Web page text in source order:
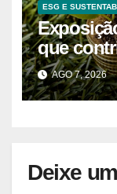
ESG E
que
nos 62%
AGO 7, 2026
Deixe